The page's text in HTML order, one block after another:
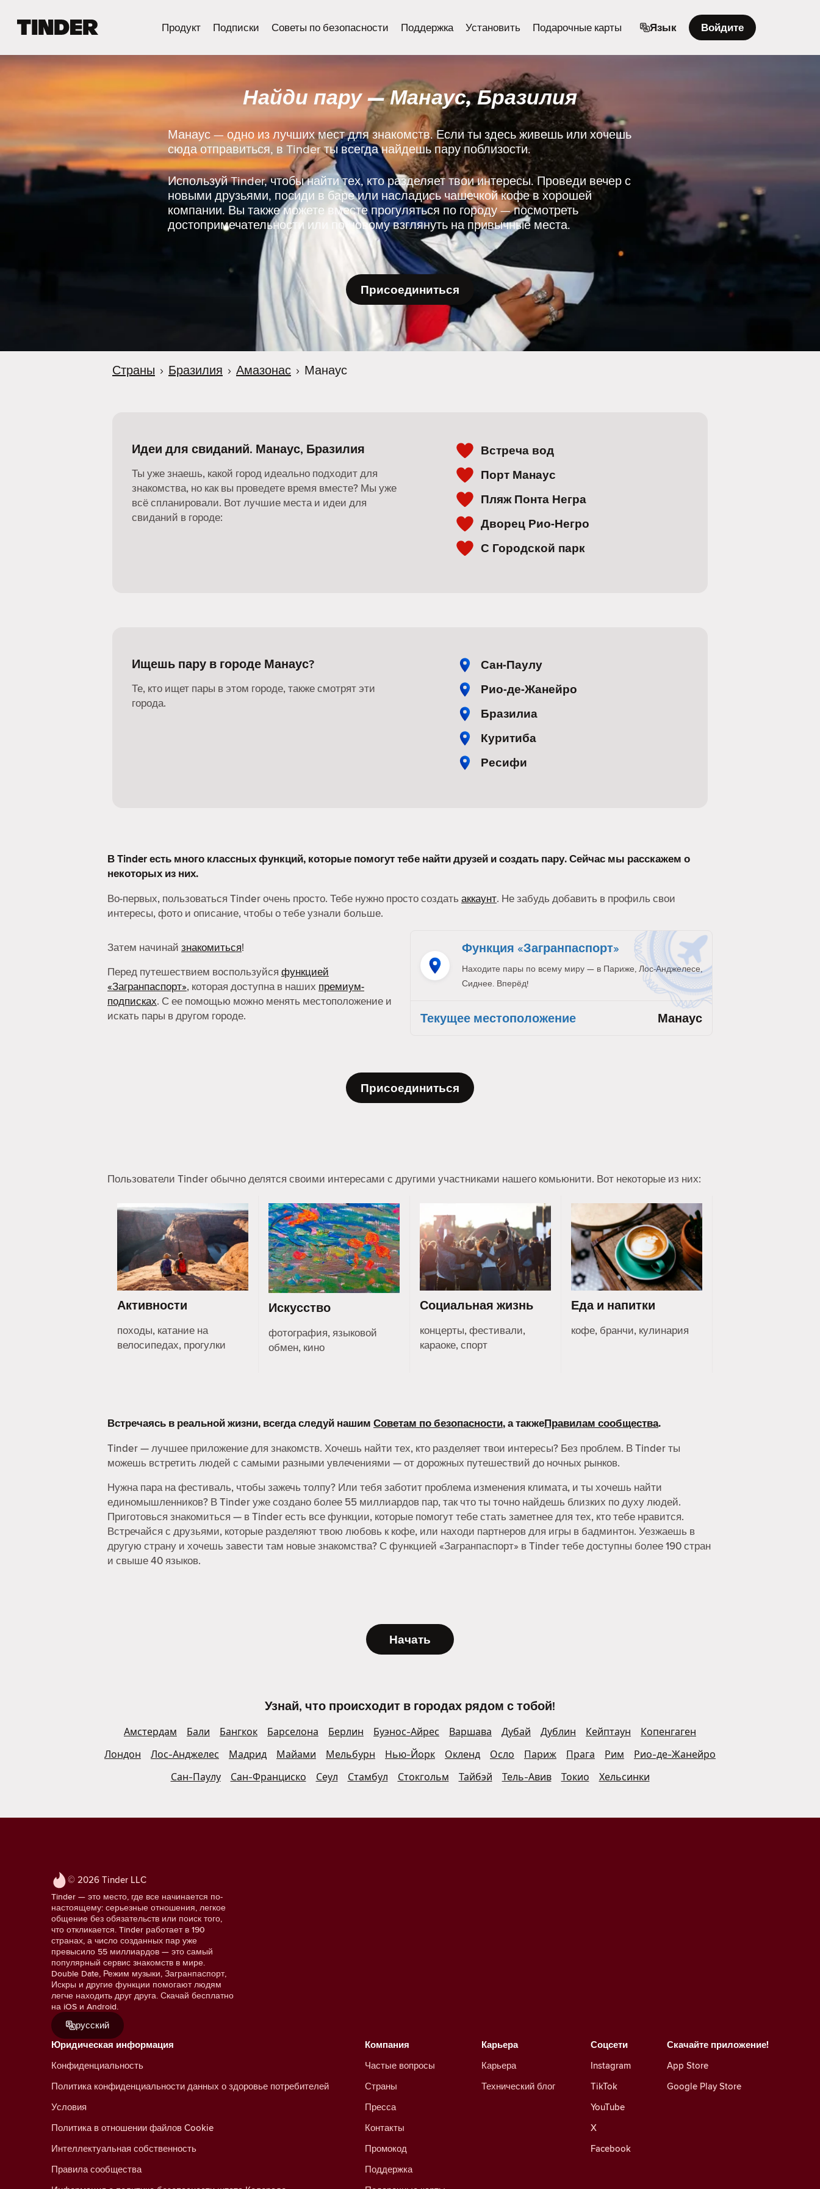
в
а
н
и
Продукт Подписки Советы по безопасности Поддержка Установить Подарочные карты Язык Войдите
Найди пару — Манаус, Бразилия
Манаус — одно из лучших мест для знакомств. Если ты здесь живешь или хочешь
сюда отправиться, в Tinder ты всегда найдешь пару поблизости.
Используй Tinder, чтобы найти тех, кто разделяет твои интересы. Проведи вечер с
новыми друзьями, посиди в баре или насладись чашечкой кофе в хорошей
компании. Вы также можете вместе прогуляться по городу — посмотреть
достопримечательности или по-новому взглянуть на привычные места.
Присоединиться
Страны › Бразилия › Амазонас › Манаус
Идеи для свиданий. Манаус, Бразилия
Ты уже знаешь, какой город идеально подходит для
знакомства, но как вы проведете время вместе? Мы уже
всё спланировали. Вот лучшие места и идеи для
свиданий в городе:
Встреча вод
Порт Манаус
Пляж Понта Негра
Дворец Рио-Негро
С Городской парк
Ищешь пару в городе Манаус?
Те, кто ищет пары в этом городе, также смотрят эти
города.
Сан-Паулу
Рио-де-Жанейро
Бразилиа
Куритиба
Ресифи
В Tinder есть много классных функций, которые помогут тебе найти друзей и создать пару. Сейчас мы расскажем о
некоторых из них.
Во-первых, пользоваться Tinder очень просто. Тебе нужно просто создать аккаунт. Не забудь добавить в профиль свои
интересы, фото и описание, чтобы о тебе узнали больше.
Затем начинай знакомиться!
Перед путешествием воспользуйся функцией
«Загранпаспорт», которая доступна в наших премиум-
подписках. С ее помощью можно менять местоположение и
искать пары в другом городе.
Функция «Загранпаспорт»
Находите пары по всему миру — в Париже, Лос-Анджелесе,
Сиднее. Вперёд!
Текущее местоположение Манаус
Присоединиться
Пользователи Tinder обычно делятся своими интересами с другими участниками нашего комьюнити. Вот некоторые из них:
Активности
походы, катание на
велосипедах, прогулки
Искусство
фотография, языковой
обмен, кино
Социальная жизнь
концерты, фестивали,
караоке, спорт
Еда и напитки
кофе, бранчи, кулинария
Встречаясь в реальной жизни, всегда следуй нашим Советам по безопасности, а такжеПравилам сообщества.
Tinder — лучшее приложение для знакомств. Хочешь найти тех, кто разделяет твои интересы? Без проблем. В Tinder ты
можешь встретить людей с самыми разными увлечениями — от дорожных путешествий до ночных рынков.
Нужна пара на фестиваль, чтобы зажечь толпу? Или тебя заботит проблема изменения климата, и ты хочешь найти
единомышленников? В Tinder уже создано более 55 миллиардов пар, так что ты точно найдешь близких по духу людей.
Приготовься знакомиться — в Tinder есть все функции, которые помогут тебе стать заметнее для тех, кто тебе нравится.
Встречайся с друзьями, которые разделяют твою любовь к кофе, или находи партнеров для игры в бадминтон. Уезжаешь в
другую страну и хочешь завести там новые знакомства? С функцией «Загранпаспорт» в Tinder тебе доступны более 190 стран
и свыше 40 языков.
Начать
Узнай, что происходит в городах рядом с тобой!
Амстердам Бали Бангкок Барселона Берлин Буэнос-Айрес Варшава Дубай Дублин Кейптаун
Копенгаген
Лондон
Лос-Анджелес Мадрид Майами Мельбурн Нью-Йорк Окленд Осло Париж Прага Рим
Рио-де-Жанейро
Сан-Паулу
Сан-Франциско Сеул Стамбул Стокгольм Тайбэй Тель-Авив Токио Хельсинки
© 2026 Tinder LLC
Tinder — это место, где все начинается по-
настоящему: серьезные отношения, легкое
общение без обязательств или поиск того,
что откликается. Tinder работает в 190
странах, а число созданных пар уже
превысило 55 миллиардов — это самый
популярный сервис знакомств в мире.
Double Date, Режим музыки, Загранпаспорт,
Искры и другие функции помогают людям
легче находить друг друга. Скачай бесплатно
на iOS и Android.
русский
Соцсети
Instagram
TikTok
YouTube
X
Facebook
Юридическая информация
Конфиденциальность
Политика конфиденциальности данных о здоровье потребителей
Условия
Политика в отношении файлов Cookie
Интеллектуальная собственность
Правила сообщества
Карьера
Карьера
Технический блог
Компания
Частые вопросы
Страны
Пресса
Контакты
Промокод
Поддержка
Скачайте приложение!
App Store
Google Play Store